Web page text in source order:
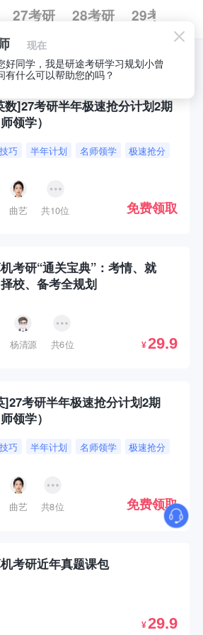
27考研 28考研 29考研
必囤好课
数]27考研半年极速抢分计划2期
师领学）
巧 半年计划 名师领学 极速抢分
曲艺 共10位 免费领取
考研“通关宝典”：考情、就
校、备考全规划
杨清源 共6位 ¥29.9
]27考研半年极速抢分计划2期
师领学）
巧 半年计划 名师领学 极速抢分
曲艺 共8位 免费领取
考研近年真题课包
¥29.9
现在
好同学，我是研途考研学习规划小曾
有什么可以帮助您的吗？